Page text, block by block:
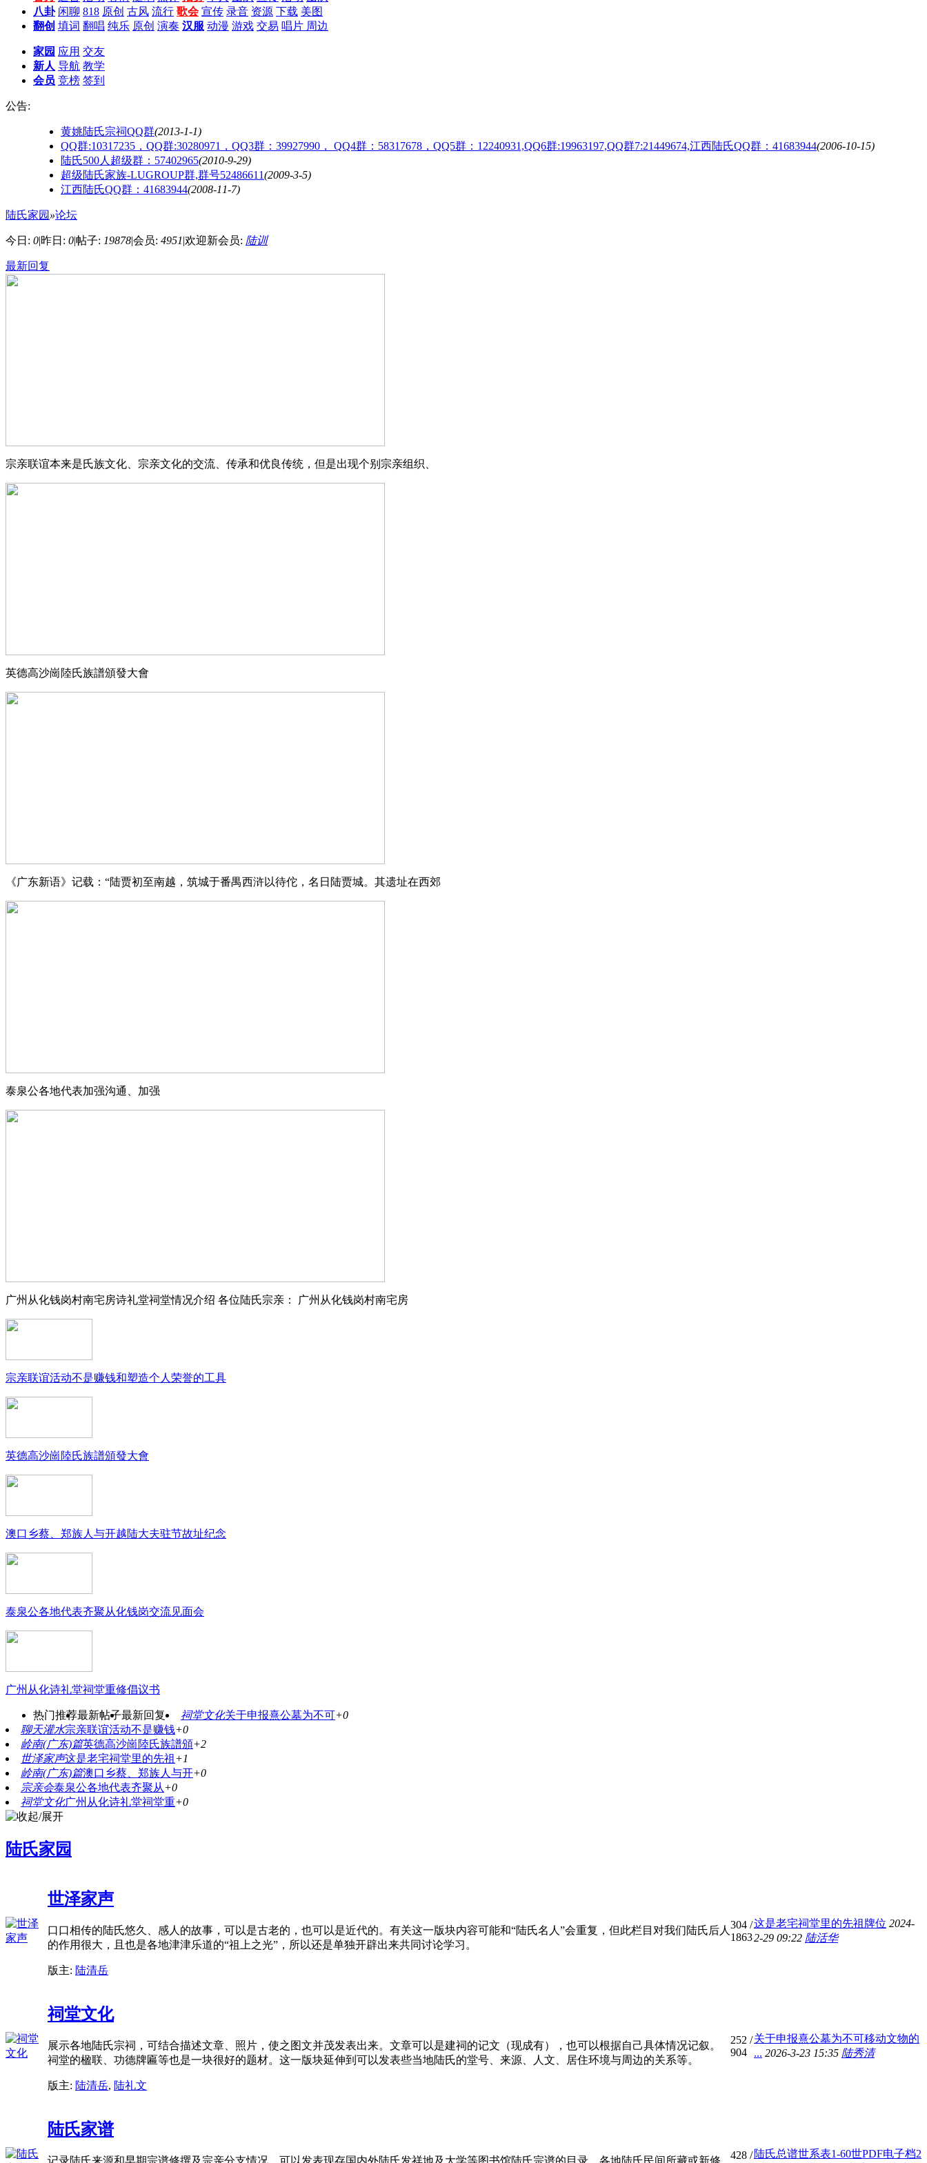
八卦 闲聊 818 原创 古风 流行 歌会 宣传 录音 资源 下载 美图
翻创 填词 翻唱 纯乐 原创 演奏 汉服 动漫 游戏 交易 唱片 周边
家园 应用 交友
新人 导航 教学
会员 竞榜 签到
公告:
黄姚陆氏宗祠QQ群(2013-1-1)
QQ群:10317235，QQ群:30280971，QQ3群：39927990， QQ4群：58317678，QQ5群：12240931,QQ6群:19963197,QQ群7:21449674,江西陆氏QQ群：41683944(2006-10-15)
陆氏500人超级群：57402965(2010-9-29)
超级陆氏家族-LUGROUP群,群号52486611(2009-3-5)
江西陆氏QQ群：41683944(2008-11-7)
陆氏家园 »论坛
今日: 0|昨日: 0|帖子: 19878|会员: 4951|欢迎新会员: 陆训
最新回复
宗亲联谊本来是氏族文化、宗亲文化的交流、传承和优良传统，但是出现个别宗亲组织、
英德高沙崗陸氏族譜頒發大會
《广东新语》记载：“陆贾初至南越，筑城于番禺西浒以待佗，名日陆贾城。其遗址在西郊
泰泉公各地代表加强沟通、加强
广州从化钱岗村南宅房诗礼堂祠堂情况介绍 各位陆氏宗亲： 广州从化钱岗村南宅房
宗亲联谊活动不是赚钱和塑造个人荣誉的工具
英德高沙崗陸氏族譜頒發大會
澳口乡蔡、郑族人与开越陆大夫驻节故址纪念
泰泉公各地代表齐聚从化钱岗交流见面会
广州从化诗礼堂祠堂重修倡议书
热门推荐最新帖子最新回复 祠堂文化关于申报熹公墓为不可+0
聊天灌水宗亲联谊活动不是赚钱+0
岭南(广东)篇英德高沙崗陸氏族譜頒+2
世泽家声这是老宅祠堂里的先祖 +1
岭南(广东)篇澳口乡蔡、郑族人与开+0
宗亲会泰泉公各地代表齐聚从+0
祠堂文化广州从化诗礼堂祠堂重+0
陆氏家园
世泽家声
口口相传的陆氏悠久、感人的故事，可以是古老的，也可以是近代的。有关这一版块内容可能和“陆氏名人”会重复，但此栏目对我们陆氏后人
的作用很大，且也是各地津津乐道的“祖上之光”，所以还是单独开辟出来共同讨论学习。
版主: 陆清岳
304 /
1863
这是老宅祠堂里的先祖牌位 2024-
2-29 09:22 陆活华
祠堂文化
展示各地陆氏宗祠，可结合描述文章、照片，使之图文并茂发表出来。文章可以是建祠的记文（现成有），也可以根据自己具体情况记叙。
祠堂的楹联、功德牌匾等也是一块很好的题材。这一版块延伸到可以发表些当地陆氏的堂号、来源、人文、居住环境与周边的关系等。
版主: 陆清岳, 陆礼文
252 /
904
关于申报熹公墓为不可移动文物的
... 2026-3-23 15:35 陆秀清
陆氏家谱
记录陆氏来源和早期宗谱修撰及宗亲分支情况。可以发表现存国内外陆氏发祥地及大学等图书馆陆氏宗谱的目录，各地陆氏民间所藏或新修 428 / 陆氏总谱世系表1-60世PDF电子档2